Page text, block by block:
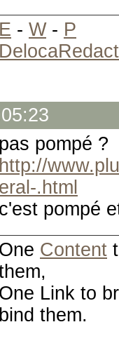
E - W- P
pas pompé ?
http://
eral-.html
c'est pompé
One Content
One Link to
bind them.